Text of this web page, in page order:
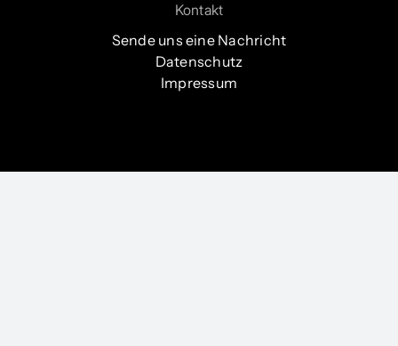
Kontakt
Sende uns eine Nachricht
Datenschutz
Impressum